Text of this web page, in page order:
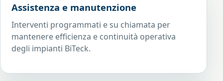
Assistenza e manutenzione
Interventi programmati e su chiamata per
mantenere efficienza e continuità operativa
degli impianti BiTeck.